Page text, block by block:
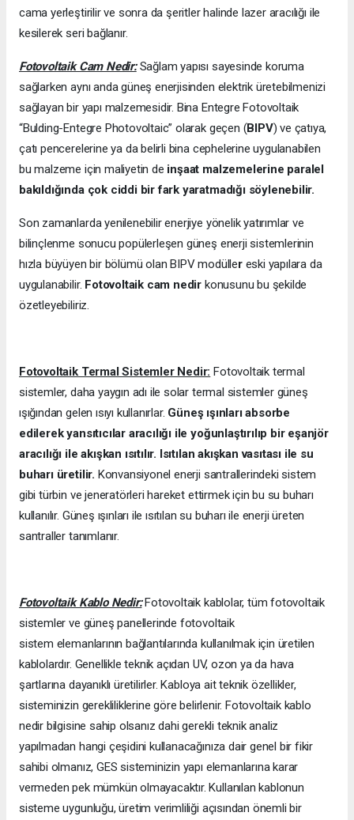
cama yerleştirilir ve sonra da şeritler halinde lazer aracılığı ile
kesilerek seri bağlanır.
Fotovoltaik Cam Nedir:Sağlam yapısı sayesinde koruma
sağlarken aynı anda güneş enerjisinden elektrik üretebilmenizi
sağlayan bir yapı malzemesidir. Bina Entegre Fotovoltaik
“Bulding-Entegre Photovoltaic” olarak geçen (BIPV) ve çatıya,
çatı pencerelerine ya da belirli bina cephelerine uygulanabilen
bu malzeme için maliyetin de inşaat malzemelerine paralel
bakıldığında çok ciddi bir fark yaratmadığı söylenebilir.
Son zamanlarda yenilenebilir enerjiye yönelik yatırımlar ve
bilinçlenme sonucu popülerleşen güneş enerji sistemlerinin
hızla büyüyen bir bölümü olan BIPV modüller eski yapılara da
uygulanabilir. Fotovoltaik cam nedir konusunu bu şekilde
özetleyebiliriz.
Fotovoltaik Termal Sistemler Nedir: Fotovoltaik termal
sistemler, daha yaygın adı ile solar termal sistemler güneş
ışığından gelen ısıyı kullanırlar. Güneş ışınları absorbe
edilerek yansıtıcılar aracılığı ile yoğunlaştırılıp bir eşanjör
aracılığı ile akışkan ısıtılır. Isıtılan akışkan vasıtası ile su
buharı üretilir. Konvansiyonel enerji santrallerindeki sistem
gibi türbin ve jeneratörleri hareket ettirmek için bu su buharı
kullanılır. Güneş ışınları ile ısıtılan su buharı ile enerji üreten
santraller tanımlanır.
Fotovoltaik Kablo Nedir:Fotovoltaik kablolar, tüm fotovoltaik
sistemler ve güneş panellerinde fotovoltaik
sistem elemanlarının bağlantılarında kullanılmak için üretilen
kablolardır. Genellikle teknik açıdan UV, ozon ya da hava
şartlarına dayanıklı üretilirler. Kabloya ait teknik özellikler,
sisteminizin gerekliliklerine göre belirlenir. Fotovoltaik kablo
nedir bilgisine sahip olsanız dahi gerekli teknik analiz
yapılmadan hangi çeşidini kullanacağınıza dair genel bir fikir
sahibi olmanız, GES sisteminizin yapı elemanlarına karar
vermeden pek mümkün olmayacaktır. Kullanılan kablonun
sisteme uygunluğu, üretim verimliliği açısından önemli bir